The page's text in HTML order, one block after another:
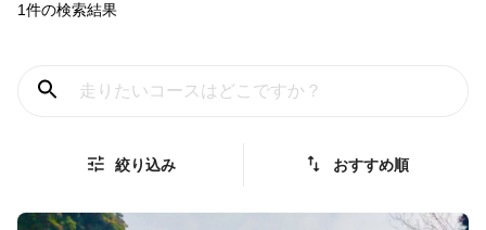
1件の検索結果
絞り込み おすすめ順